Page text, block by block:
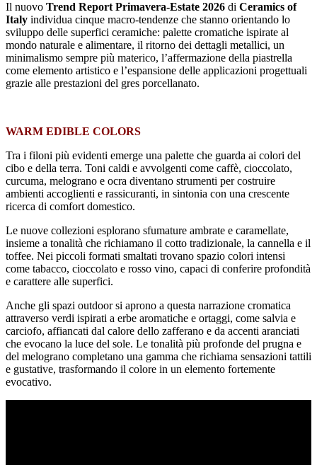
Il nuovo Trend Report Primavera-Estate 2026 di Ceramics of
Italy individua cinque macro-tendenze che stanno orientando lo
sviluppo delle superfici ceramiche: palette cromatiche ispirate al
mondo naturale e alimentare, il ritorno dei dettagli metallici, un
minimalismo sempre più materico, l’affermazione della piastrella
come elemento artistico e l’espansione delle applicazioni progettuali
grazie alle prestazioni del gres porcellanato.
WARM EDIBLE COLORS
Tra i filoni più evidenti emerge una palette che guarda ai colori del
cibo e della terra. Toni caldi e avvolgenti come caffè, cioccolato,
curcuma, melograno e ocra diventano strumenti per costruire
ambienti accoglienti e rassicuranti, in sintonia con una crescente
ricerca di comfort domestico.
Le nuove collezioni esplorano sfumature ambrate e caramellate,
insieme a tonalità che richiamano il cotto tradizionale, la cannella e il
toffee. Nei piccoli formati smaltati trovano spazio colori intensi
come tabacco, cioccolato e rosso vino, capaci di conferire profondità
e carattere alle superfici.
Anche gli spazi outdoor si aprono a questa narrazione cromatica
attraverso verdi ispirati a erbe aromatiche e ortaggi, come salvia e
carciofo, affiancati dal calore dello zafferano e da accenti aranciati
che evocano la luce del sole. Le tonalità più profonde del prugna e
del melograno completano una gamma che richiama sensazioni tattili
e gustative, trasformando il colore in un elemento fortemente
evocativo.